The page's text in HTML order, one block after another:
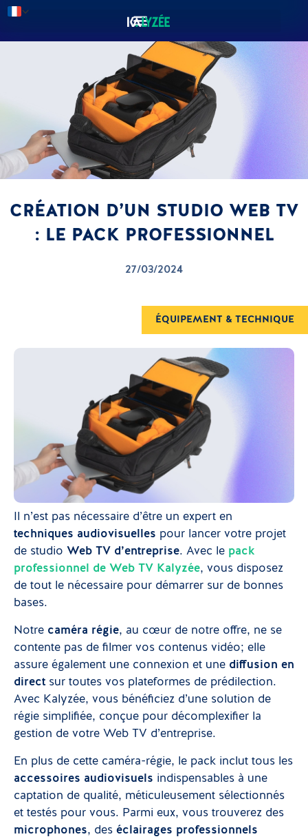
CRÉATION D’UN STUDIO WEB TV
: LE PACK PROFESSIONNEL
27/03/2024
ÉQUIPEMENT & TECHNIQUE
Il n’est pas nécessaire d’être un expert en
techniques audiovisuelles pour lancer votre projet
de studio Web TV d’entreprise. Avec le pack
professionnel de Web TV Kalyzée, vous disposez
de tout le nécessaire pour démarrer sur de bonnes
bases.
Notre caméra régie, au cœur de notre offre, ne se
contente pas de filmer vos contenus vidéo; elle
assure également une connexion et une diffusion en
direct sur toutes vos plateformes de prédilection.
Avec Kalyzée, vous bénéficiez d’une solution de
régie simplifiée, conçue pour décomplexifier la
gestion de votre Web TV d’entreprise.
En plus de cette caméra-régie, le pack inclut tous les
accessoires audiovisuels indispensables à une
captation de qualité, méticuleusement sélectionnés
et testés pour vous. Parmi eux, vous trouverez des
microphones, des éclairages professionnels